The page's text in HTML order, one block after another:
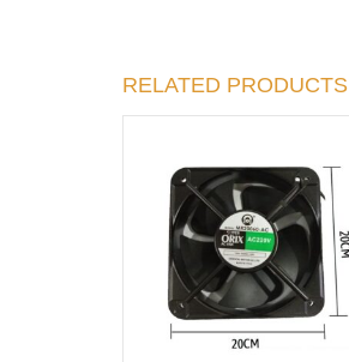
RELATED PRODUCTS